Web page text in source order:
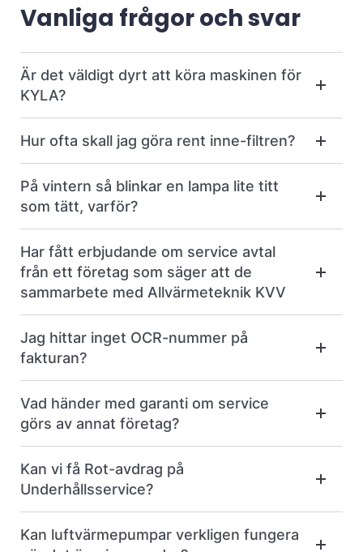
Vanliga frågor och svar
Är det väldigt dyrt att köra maskinen för
KYLA?
Hur ofta skall jag göra rent inne-filtren?
På vintern så blinkar en lampa lite titt
som tätt, varför?
Har fått erbjudande om service avtal
från ett företag som säger att de
sammarbete med Allvärmeteknik KVV
Jag hittar inget OCR-nummer på
fakturan?
Vad händer med garanti om service
görs av annat företag?
Kan vi få Rot-avdrag på
Underhållsservice?
Kan luftvärmepumpar verkligen fungera